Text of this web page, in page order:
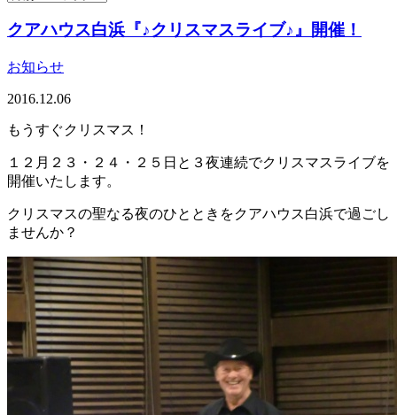
クアハウス白浜『♪クリスマスライブ♪』開催！
お知らせ
2016.12.06
もうすぐクリスマス！
１２月２３・２４・２５日と３夜連続でクリスマスライブを
開催いたします。
クリスマスの聖なる夜のひとときをクアハウス白浜で過ごし
ませんか？